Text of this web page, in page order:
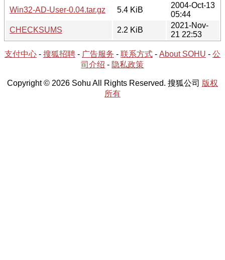
Win32-AD-User-0.04.tar.gz
5.4 KiB
2004-Oct-13
05:44
CHECKSUMS
2.2 KiB
2021-Nov-
21 22:53
支付中心 - 搜狐招聘 - 广告服务 - 联系方式 - About SOHU - 公
司介绍 - 隐私政策
Copyright © 2026 Sohu All Rights Reserved. 搜狐公司 版权
所有